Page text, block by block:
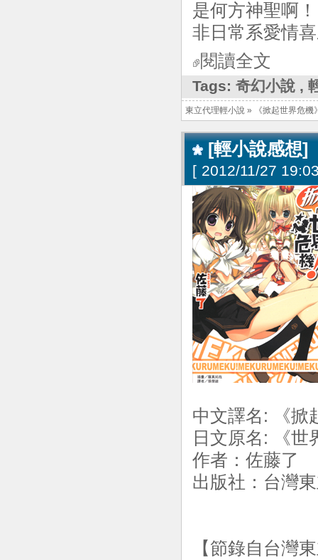
是何方神聖啊
非日常系愛情
閱讀全文
Tags: 奇幻小說 ,
東立代理輕小說 » 《掀起世界危機
[輕小說感想]
[ 2012/11/27
中文譯名: 《
日文原名: 《
作者：佐藤
出版社：台灣
【節錄自台灣